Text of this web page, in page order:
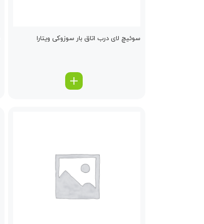
سوئیچ لای درب اتاق بار سوزوکی ویتارا